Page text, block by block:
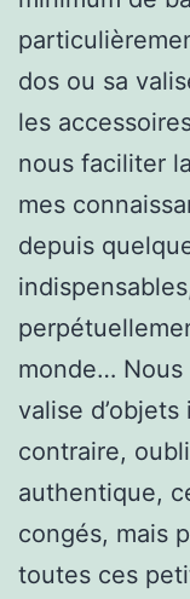
dos ou sa
les
nous faciliter
mes
depuis
monde… Nous
valise
contraire,
authentique,
congés, mais
toutes ces